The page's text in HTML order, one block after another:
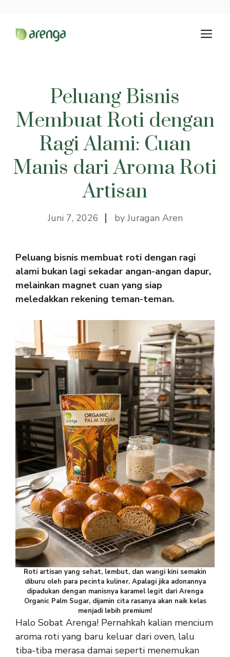
Peluang Bisnis
Membuat Roti dengan
Ragi Alami: Cuan
Manis dari Aroma Roti
Artisan
Juni 7, 2026 by Juragan Aren
Peluang bisnis membuat roti dengan ragi
alami bukan lagi sekadar angan-angan dapur,
melainkan magnet cuan yang siap
meledakkan rekening teman-teman.
Roti artisan yang sehat, lembut, dan wangi kini semakin
diburu oleh para pecinta kuliner. Apalagi jika adonannya
dipadukan dengan manisnya karamel legit dari Arenga
Organic Palm Sugar, dijamin cita rasanya akan naik kelas
menjadi lebih premium!
Halo Sobat Arenga! Pernahkah kalian mencium
aroma roti yang baru keluar dari oven, lalu
tiba-tiba merasa damai seperti menemukan